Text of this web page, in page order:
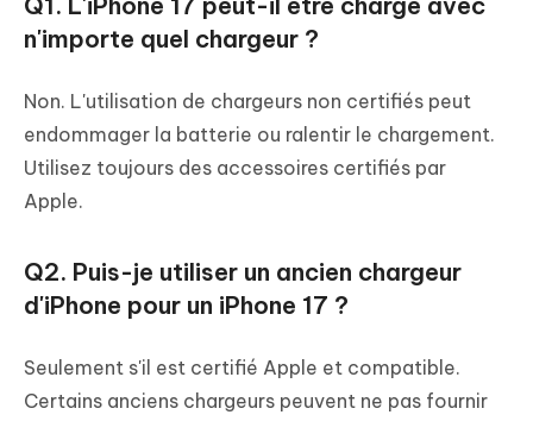
n'importe quel chargeur ?
Non. L'utilisation de chargeurs non certifiés peut
endommager la batterie ou ralentir le chargement.
Utilisez toujours des accessoires certifiés par
Apple.
Q2. Puis-je utiliser un ancien chargeur
d'iPhone pour un iPhone 17 ?
Seulement s'il est certifié Apple et compatible.
Certains anciens chargeurs peuvent ne pas fournir